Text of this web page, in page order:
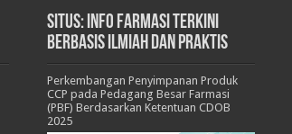
Situs: Info Farmasi Terkini
Berbasis Ilmiah dan Praktis
Perkembangan Penyimpanan Produk
CCP pada Pedagang Besar Farmasi
(PBF) Berdasarkan Ketentuan CDOB
2025